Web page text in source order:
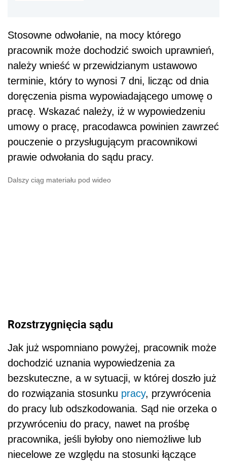
Stosowne odwołanie, na mocy którego
pracownik może dochodzić swoich uprawnień,
należy wnieść w przewidzianym ustawowo
terminie, który to wynosi 7 dni, licząc od dnia
doręczenia pisma wypowiadającego umowę o
pracę. Wskazać należy, iż w wypowiedzeniu
umowy o pracę, pracodawca powinien zawrzeć
pouczenie o przysługującym pracownikowi
prawie odwołania do sądu pracy.
Dalszy ciąg materiału pod wideo
Rozstrzygnięcia sądu
Jak już wspomniano powyżej, pracownik może
dochodzić uznania wypowiedzenia za
bezskuteczne, a w sytuacji, w której doszło już
do rozwiązania stosunku pracy, przywrócenia
do pracy lub odszkodowania. Sąd nie orzeka o
przywróceniu do pracy, nawet na prośbę
pracownika, jeśli byłoby ono niemożliwe lub
niecelowe ze względu na stosunki łączące